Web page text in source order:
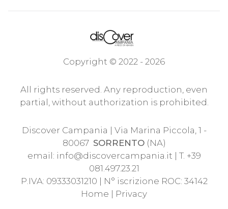
Copyright © 2022 - 2026
All rights reserved. Any reproduction, even
partial, without authorization is prohibited.
Discover Campania | Via Marina Piccola, 1 -
80067 SORRENTO(NA)
email: info@discovercampania.it | T. +39
081.497.23.21
P.IVA: 09333031210 | N° iscrizione ROC: 34142
Home
Privacy